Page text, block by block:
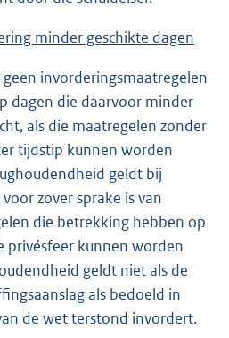
minder geschikte dagen
invorderingsmaatregelen
dagen die daarvoor minder
als die maatregelen zonder
tijdstip kunnen worden
geldt bij
zover sprake is van
die betrekking hebben op
privésfeer kunnen worden
geldt niet als de
als bedoeld in
de wet terstond invordert.